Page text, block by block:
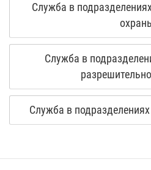
Служба в
Служба в
Служба в